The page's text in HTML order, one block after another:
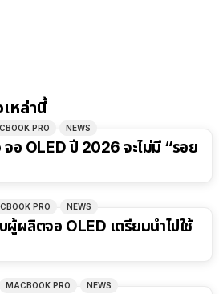
หล่านี้
PRO NEWS
อ OLED ปี 2026 จะไม่มี “รอย
PRO NEWS
ผลิตจอ OLED เตรียมนำไปใช้
MACBOOK PRO NEWS